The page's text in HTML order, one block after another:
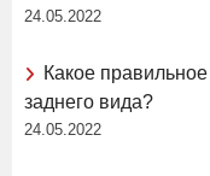
24.05.2022
Какое
заднего вида?
24.05.2022